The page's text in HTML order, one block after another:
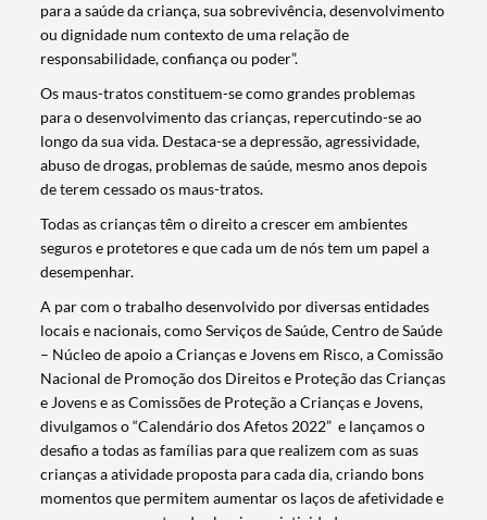
para a saúde da criança, sua sobrevivência, desenvolvimento
ou dignidade num contexto de uma relação de
responsabilidade, confiança ou poder”.
Os maus-tratos constituem-se como grandes problemas
para o desenvolvimento das crianças, repercutindo-se ao
longo da sua vida. Destaca-se a depressão, agressividade,
abuso de drogas, problemas de saúde, mesmo anos depois
de terem cessado os maus-tratos.
Todas as crianças têm o direito a crescer em ambientes
seguros e protetores e que cada um de nós tem um papel a
desempenhar.
A par com o trabalho desenvolvido por diversas entidades
locais e nacionais, como Serviços de Saúde, Centro de Saúde
– Núcleo de apoio a Crianças e Jovens em Risco, a Comissão
Nacional de Promoção dos Direitos e Proteção das Crianças
e Jovens e as Comissões de Proteção a Crianças e Jovens,
divulgamos o “Calendário dos Afetos 2022” e lançamos o
desafio a todas as famílias para que realizem com as suas
crianças a atividade proposta para cada dia, criando bons
momentos que permitem aumentar os laços de afetividade e